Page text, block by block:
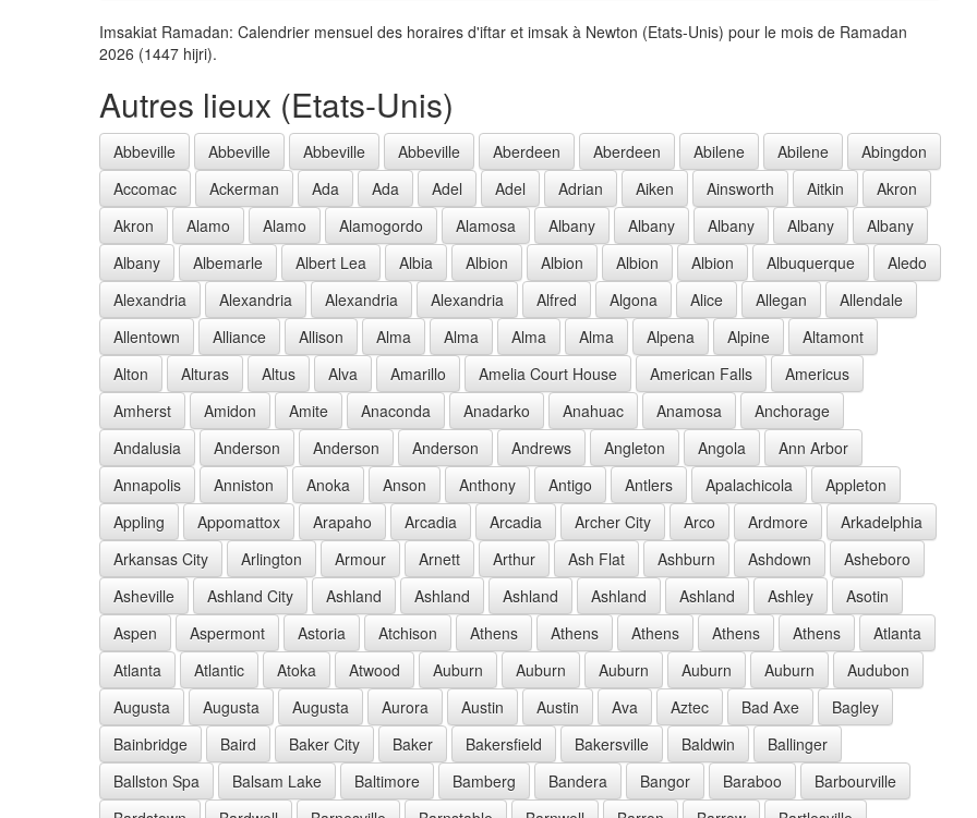
Imsakiat Ramadan: Calendrier mensuel des horaires d'iftar et imsak à Newton (Etats-Unis) pour le mois de Ramadan
2026 (1447 hijri).
Autres lieux (Etats-Unis)
Abbeville Abbeville Abbeville Abbeville Aberdeen Aberdeen Abilene Abilene
Abingdon
Accomac
Ackerman Ada Ada Adel Adel Adrian Aiken Ainsworth Aitkin
Akron
Akron
Alamo Alamo Alamogordo Alamosa Albany Albany Albany Albany
Albany
Albany
Albemarle Albert Lea Albia Albion Albion Albion Albion Albuquerque
Aledo
Alexandria
Alexandria Alexandria Alexandria Alfred Algona Alice Allegan
Allendale
Allentown
Alliance Allison Alma Alma Alma Alma Alpena Alpine
Altamont
Alton
Alturas Altus Alva Amarillo Amelia Court House American Falls
Americus
Amherst
Amidon Amite Anaconda Anadarko Anahuac Anamosa
Anchorage
Andalusia
Anderson Anderson Anderson Andrews Angleton Angola
Ann Arbor
Annapolis
Anniston Anoka Anson Anthony Antigo Antlers Apalachicola
Appleton
Appling
Appomattox Arapaho Arcadia Arcadia Archer City Arco Ardmore
Arkadelphia
Arkansas City
Arlington Armour Arnett Arthur Ash Flat Ashburn Ashdown
Asheboro
Asheville
Ashland City Ashland Ashland Ashland Ashland Ashland Ashley
Asotin
Aspen
Aspermont Astoria Atchison Athens Athens Athens Athens Athens
Atlanta
Atlanta
Atlantic Atoka Atwood Auburn Auburn Auburn Auburn Auburn
Audubon
Augusta
Augusta Augusta Aurora Austin Austin Ava Aztec Bad Axe
Bagley
Bainbridge
Baird Baker City Baker Bakersfield Bakersville Baldwin
Ballinger
Ballston Spa
Balsam Lake Baltimore Bamberg Bandera Bangor Baraboo
Barbourville